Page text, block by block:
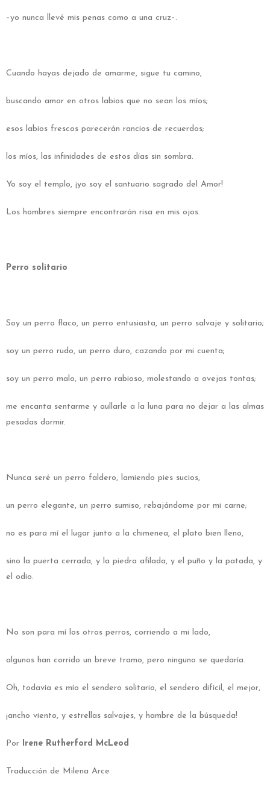
–yo nunca llevé mis penas como a una cruz–.
Cuando hayas dejado de amarme, sigue tu camino,
buscando amor en otros labios que no sean los míos;
esos labios frescos parecerán rancios de recuerdos;
los míos, las infinidades de estos días sin sombra.
Yo soy el templo, ¡yo soy el santuario sagrado del Amor!
Los hombres siempre encontrarán risa en mis ojos.
Perro solitario
Soy un perro flaco, un perro entusiasta, un perro salvaje y solitario;
soy un perro rudo, un perro duro, cazando por mi cuenta;
soy un perro malo, un perro rabioso, molestando a ovejas tontas;
me encanta sentarme y aullarle a la luna para no dejar a las almas
pesadas dormir.
Nunca seré un perro faldero, lamiendo pies sucios,
un perro elegante, un perro sumiso, rebajándome por mi carne;
no es para mí el lugar junto a la chimenea, el plato bien lleno,
sino la puerta cerrada, y la piedra afilada, y el puño y la patada, y
el odio.
No son para mí los otros perros, corriendo a mi lado,
algunos han corrido un breve tramo, pero ninguno se quedaría.
Oh, todavía es mío el sendero solitario, el sendero difícil, el mejor,
¡ancho viento, y estrellas salvajes, y hambre de la búsqueda!
Por Irene Rutherford McLeod
Traducción de Milena Arce